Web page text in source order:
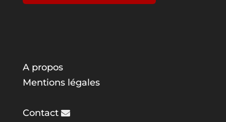
A propos
Mentions légales
Contact